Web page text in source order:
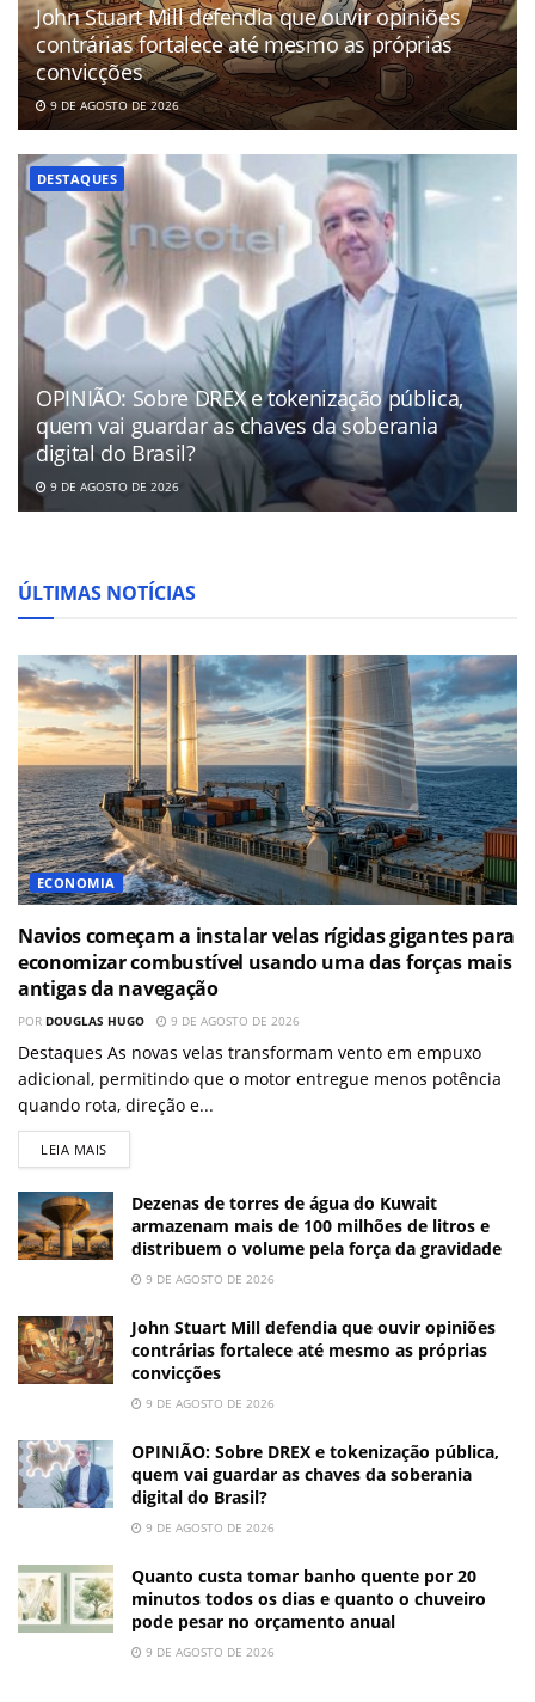
John Stuart Mill defendia que ouvir opiniões
contrárias fortalece até mesmo as próprias
convicções
9 DE AGOSTO DE 2026
DESTAQUES
OPINIÃO: Sobre DREX e tokenização pública,
quem vai guardar as chaves da soberania
digital do Brasil?
9 DE AGOSTO DE 2026
ÚLTIMAS NOTÍCIAS
ECONOMIA
Navios começam a instalar velas rígidas gigantes para
economizar combustível usando uma das forças mais
antigas da navegação
POR DOUGLAS HUGO 9 DE AGOSTO DE 2026
Destaques As novas velas transformam vento em empuxo
adicional, permitindo que o motor entregue menos potência
quando rota, direção e...
LEIA MAIS
Dezenas de torres de água do Kuwait
armazenam mais de 100 milhões de litros e
distribuem o volume pela força da gravidade
9 DE AGOSTO DE 2026
John Stuart Mill defendia que ouvir opiniões
contrárias fortalece até mesmo as próprias
convicções
9 DE AGOSTO DE 2026
OPINIÃO: Sobre DREX e tokenização pública,
quem vai guardar as chaves da soberania
digital do Brasil?
9 DE AGOSTO DE 2026
Quanto custa tomar banho quente por 20
minutos todos os dias e quanto o chuveiro
pode pesar no orçamento anual
9 DE AGOSTO DE 2026